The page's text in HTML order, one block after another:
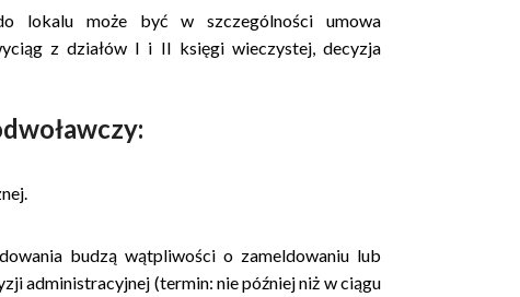
lokalu może być w szczególności umowa
z działów I i II księgi wieczystej, decyzja
budzą wątpliwości o zameldowaniu lub
administracyjnej (termin: nie później niż w ciągu